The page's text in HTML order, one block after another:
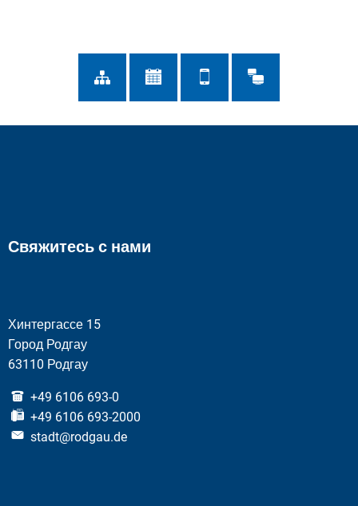
Свяжитесь с нами
Хинтергассе 15
Город Родгау
63110 Родгау
+49 6106 693-0
+49 6106 693-2000
stadt@rodgau.de